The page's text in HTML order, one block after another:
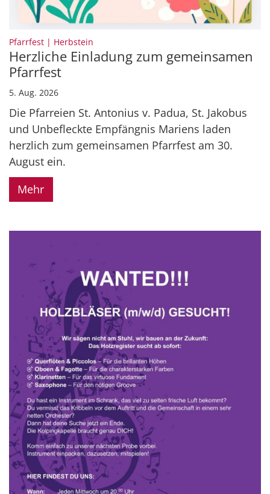
Pfarrfest | Herbstein
Herzliche Einladung zum gemeinsamen
Pfarrfest
5. Aug. 2026
Die Pfarreien St. Antonius v. Padua, St. Jakobus
und Unbefleckte Empfängnis Mariens laden
herzlich zum gemeinsamen Pfarrfest am 30.
August ein.
Mehr